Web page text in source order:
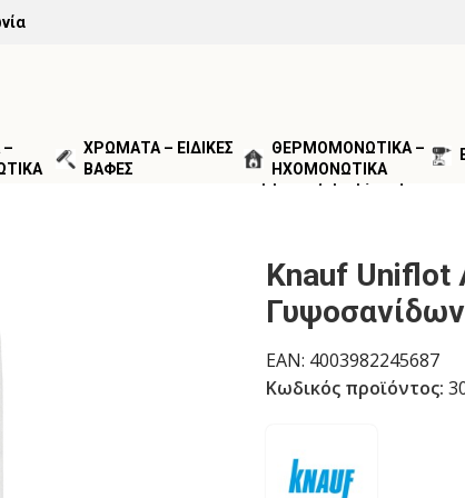
–
ΧΡΩΜΑΤΑ – ΕΙΔΙΚΕΣ
ΒΑΦΕΣ
ΘΕΡΜΟΜΟΝΩΤΙΚΑ –
ΗΧΟΜΟΝΩΤΙΚΑ
/Knauf Uniflot Αρμολόγησης
Knauf Uniflot
EAN: 4003982245687
Κωδικός προϊόντος: